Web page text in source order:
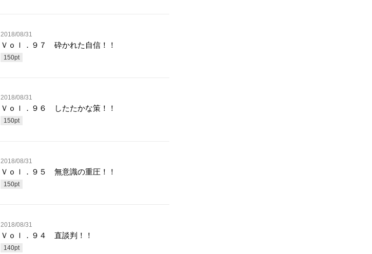
2018/08/31
Ｖｏｌ．９７ 砕かれた自信！！
150pt
2018/08/31
Ｖｏｌ．９６ したたかな策！！
150pt
2018/08/31
Ｖｏｌ．９５ 無意識の重圧！！
150pt
2018/08/31
Ｖｏｌ．９４ 直談判！！
140pt